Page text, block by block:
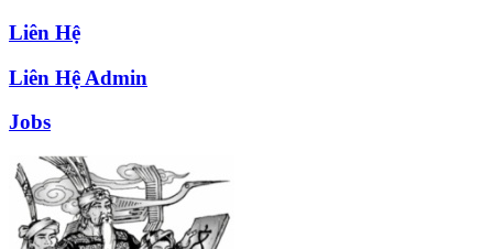
Liên Hệ
Liên Hệ Admin
Jobs